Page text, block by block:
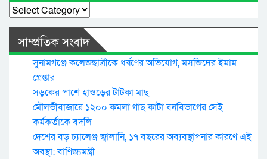
Categories
সাম্প্রতিক সংবাদ
সুনামগঞ্জে কলেজছাত্রীকে ধর্ষণের অভিযোগ, মসজিদের ইমাম
গ্রেপ্তার
সড়কের পাশে হাওড়ের টাটকা মাছ
মৌলভীবাজারে ১২০০ কমলা গাছ কাটা বনবিভাগের সেই
কর্মকর্তাকে বদলি
দেশের বড় চ্যালেঞ্জ জ্বালানি, ১৭ বছরের অব্যবস্থাপনার কারণে এই
অবস্থা: বাণিজ্যমন্ত্রী